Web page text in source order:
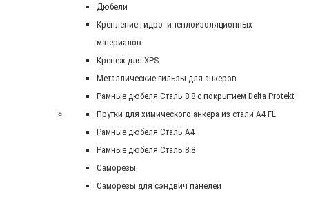
Дюбели
Крепление гидро- и теплоизоляционных
материалов
Крепеж для XPS
Металлические гильзы для анкеров
Рамные дюбеля Сталь 8.8 с покрытием Delta Protekt
Прутки для химического анкера из стали А4 FL
Рамные дюбеля Сталь A4
Рамные дюбеля Сталь 8.8
Саморезы
Саморезы для сэндвич панелей